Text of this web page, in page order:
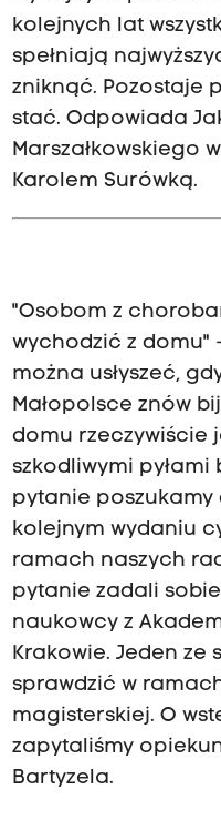
kolejnych lat
spełniają
zniknąć. Pozostaje
stać. Odpowiada
Marszałkowskiego
Karolem Surówką.
"Osobom z
wychodzić z domu"
można usłyszeć,
Małopolsce znów
domu rzeczywiście
szkodliwymi pyłami
pytanie poszukamy
kolejnym wydaniu
ramach naszych
pytanie zadali
naukowcy z
Krakowie. Jeden ze
sprawdzić w
magisterskiej. O
zapytaliśmy
Bartyzela.